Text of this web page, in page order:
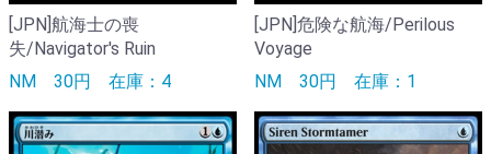
[JPN]航海士の喪
失/Navigator's Ruin
NM 30円 在庫：4
[JPN]危険な航海/Perilous
Voyage
NM 30円 在庫：1